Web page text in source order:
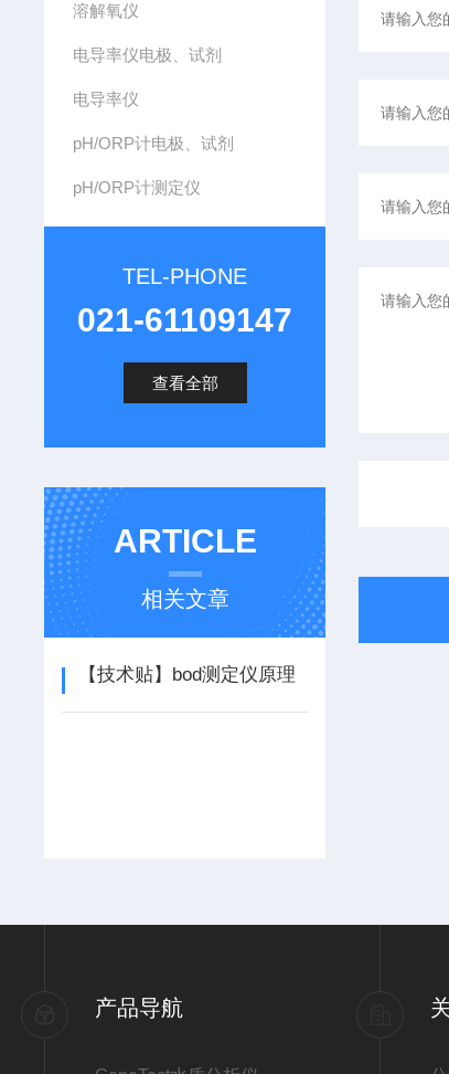
溶解氧仪
电导率仪电极、试剂
电导率仪
pH/ORP计电极、试剂
pH/ORP计测定仪
TEL-PHONE
021-61109147
查看全部
ARTICLE
相关文章
【技术贴】bod测定仪原理
产品导航